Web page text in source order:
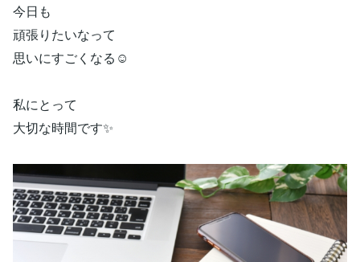
今日も
頑張りたいなって
思いにすごくなる☺️
私にとって
大切な時間です✨